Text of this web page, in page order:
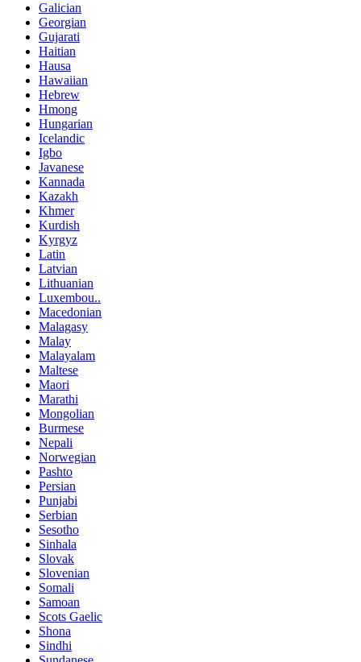
Galician
Georgian
Gujarati
Haitian
Hausa
Hawaiian
Hebrew
Hmong
Hungarian
Icelandic
Igbo
Javanese
Kannada
Kazakh
Khmer
Kurdish
Kyrgyz
Latin
Latvian
Lithuanian
Luxembou..
Macedonian
Malagasy
Malay
Malayalam
Maltese
Maori
Marathi
Mongolian
Burmese
Nepali
Norwegian
Pashto
Persian
Punjabi
Serbian
Sesotho
Sinhala
Slovak
Slovenian
Somali
Samoan
Scots Gaelic
Shona
Sindhi